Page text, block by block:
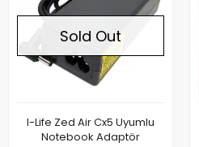
Sold Out
I-Life Zed Air Cx5 Uyumlu
Notebook Adaptör